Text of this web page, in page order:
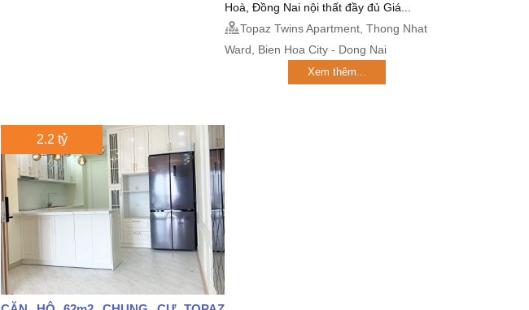
Hoà, Đồng Nai nội thất đầy đủ Giá...
Topaz Twins Apartment, Thong Nhat
Ward, Bien Hoa City - Dong Nai
Xem thêm...
2.2 tỷ